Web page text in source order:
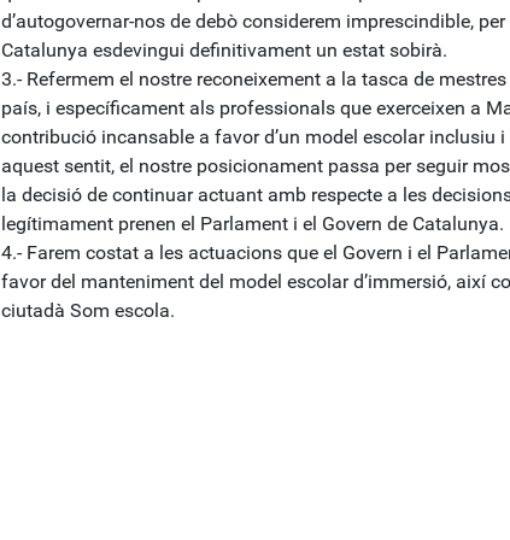
d’autogovernar-nos de debò considerem imprescindible,
Catalunya esdevingui definitivament un estat sobirà.
3.- Refermem el nostre reconeixement a la tasca de
país, i específicament als professionals que exerceixen a
contribució incansable a favor d’un model escolar inclusiu i
aquest sentit, el nostre posicionament passa per seguir
la decisió de continuar actuant amb respecte a les
legítimament prenen el Parlament i el Govern de Catalunya.
4.- Farem costat a les actuacions que el Govern i el
favor del manteniment del model escolar d’immersió, així
ciutadà Som escola.